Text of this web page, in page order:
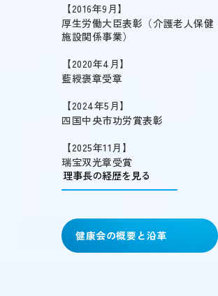
2016年9月
厚生労働大臣表彰（介護老人保健
施設関係事業）
2020年4月
藍綬褒章受章
2024年5月
四国中央市功労賞表彰
2025年11月
瑞宝双光章受賞
理事長の経歴を見る
健康会の概要と沿革